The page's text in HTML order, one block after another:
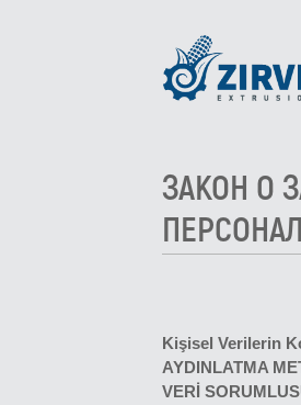
ЗАКОН О
Kişisel Verilerin
AYDINLATMA
VERİ